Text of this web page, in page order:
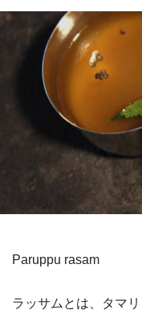
Paruppu rasam
ラッサムとは、タマ